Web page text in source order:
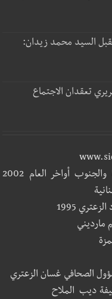
السيد محمد زيدان:
تعقدان الاجتماع
أول صحيفة اليكترونية صدرت في صيدا والجنوب أواخر العام 2002
1995
مارديني
الصحافي غسان الزعتري
ديب الملاح